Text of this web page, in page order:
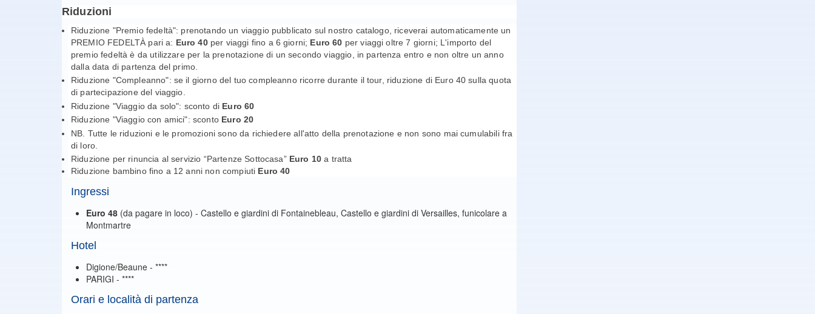
Riduzioni
Riduzione "Premio fedeltà": prenotando un viaggio pubblicato sul nostro catalogo, riceverai automaticamente un
PREMIO FEDELTÀ pari a: Euro 40per viaggi fino a 6 giorni; Euro 60 per viaggi oltre 7 giorni; L'importo del
premio fedeltà è da utilizzare per la prenotazione di un secondo viaggio, in partenza entro e non oltre un anno
dalla data di partenza del primo.
Riduzione "Compleanno": se il giorno del tuo compleanno ricorre durante il tour, riduzione di Euro 40 sulla quota
di partecipazione del viaggio.
Riduzione "Viaggio da solo": sconto di Euro 60
Riduzione "Viaggio con amici": sconto Euro 20
NB. Tutte le riduzioni e le promozioni sono da richiedere all'atto della prenotazione e non sono mai cumulabili fra
di loro.
Riduzione per rinuncia al servizio “Partenze Sottocasa” Euro 10a tratta
Riduzione bambino fino a 12 anni non compiuti Euro 40
Ingressi
Euro 48 (da pagare in loco) - Castello e giardini di Fontainebleau, Castello e giardini di Versailles, funicolare a
Montmartre
Hotel
Digione/Beaune - ****
PARIGI - ****
Orari e località di partenza